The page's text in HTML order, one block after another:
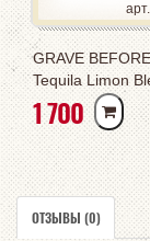
GRAVE
Tequila Limon
Balm 60ml
1 700РУБ
ОТЗЫВЫ (0)